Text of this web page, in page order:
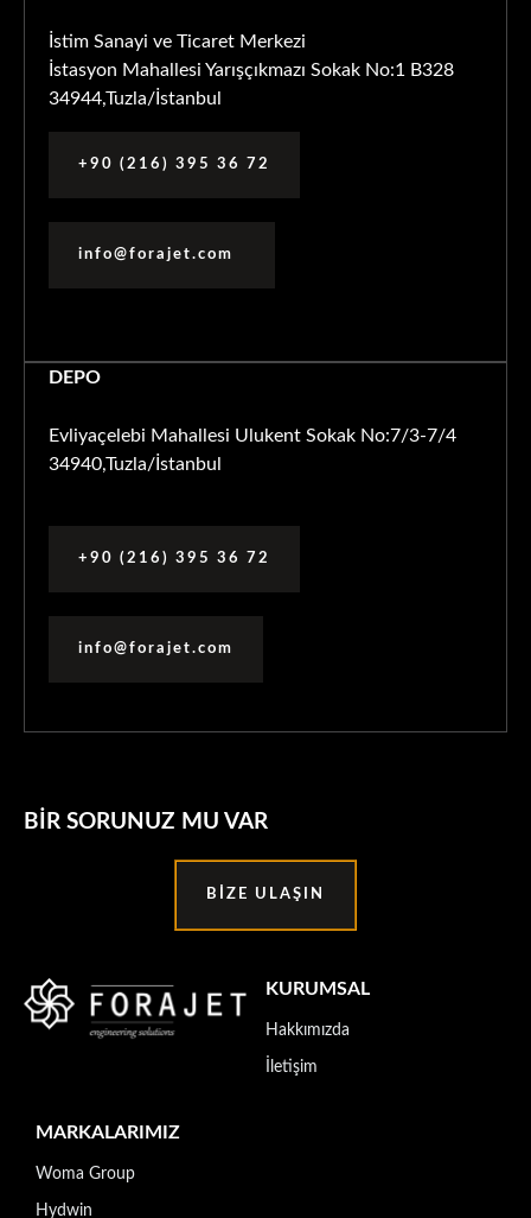
İstim Sanayi ve Ticaret Merkezi
İstasyon Mahallesi Yarışçıkmazı Sokak No:1 B328
34944,Tuzla/İstanbul
+90 (216) 395 36 72
info@forajet.com
DEPO
Evliyaçelebi Mahallesi Ulukent Sokak No:7/3-7/4
34940,Tuzla/İstanbul
+90 (216) 395 36 72
info@forajet.com
BIR SORUNUZ MU VAR
BIZE ULAŞIN
KURUMSAL
Hakkımızda
İletişim
MARKALARIMIZ
Woma Group
Hydwin